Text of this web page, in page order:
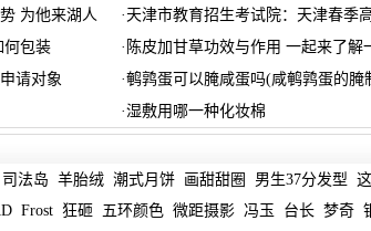
为他来湖人 · 天津市教育招生考试院：天津春季
何包装 · 陈皮加甘草功效与作用 一起来了解
请对象 ·鹌鹑蛋可以腌咸蛋吗(咸鹌鹑蛋的腌
·湿敷用哪一种化妆棉
司法岛 羊胎绒 潮式月饼 画甜甜圈 男生37分发型
Frost 狂砸 五环颜色 微距摄影 冯玉 台长 梦奇